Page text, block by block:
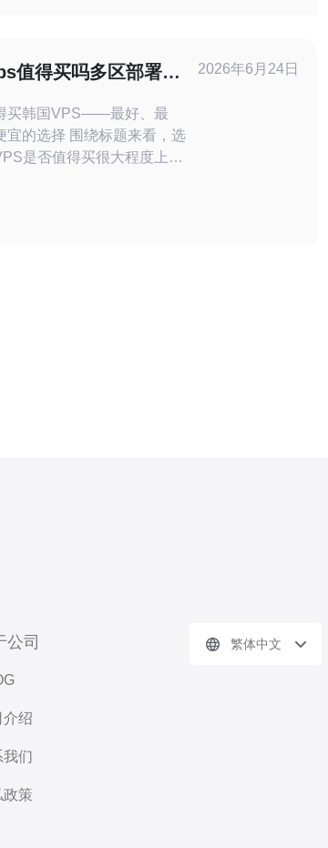
引入更高的抖动和丢包机会，
高峰期或链路故障
值得买吗多区部署需
买韩国VPS——最好、最
宜的选择 围绕标题来看，选
是否值得买很大程度上取
2026年6月24日
公司
介绍
我们
政策
繁体中文